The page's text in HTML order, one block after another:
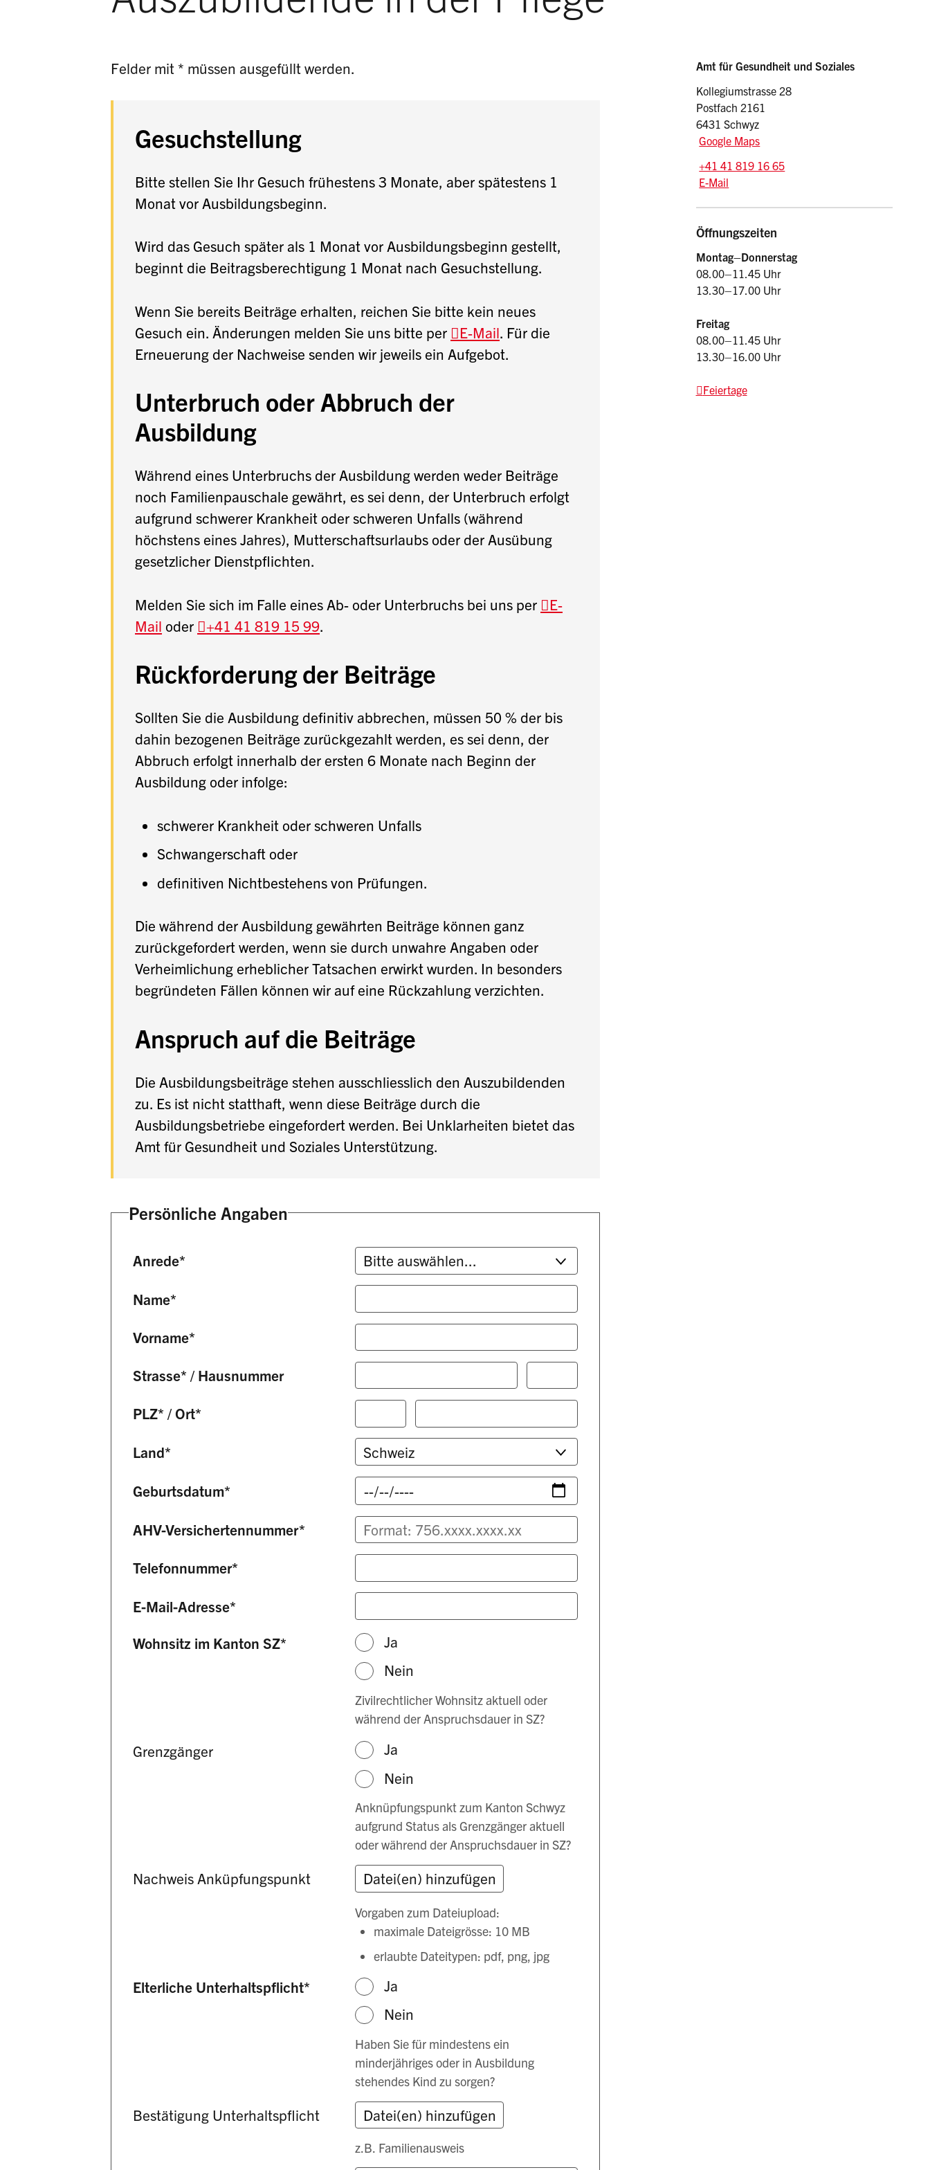
Felder mit * müssen ausgefüllt werden.
Gesuchstellung
Bitte stellen Sie Ihr Gesuch frühestens 3 Monate, aber spätestens 1
Monat vor Ausbildungsbeginn.
Wird das Gesuch später als 1 Monat vor Ausbildungsbeginn gestellt,
beginnt die Beitragsberechtigung 1 Monat nach Gesuchstellung.
Wenn Sie bereits Beiträge erhalten, reichen Sie bitte kein neues
Gesuch ein. Änderungen melden Sie uns bitte per
E-Mail. Für die
Erneuerung der Nachweise senden wir jeweils ein Aufgebot.
Unterbruch oder Abbruch der
Ausbildung
Während eines Unterbruchs der Ausbildung werden weder Beiträge
noch Familienpauschale gewährt, es sei denn, der Unterbruch erfolgt
aufgrund schwerer Krankheit oder schweren Unfalls (während
höchstens eines Jahres), Mutterschaftsurlaubs oder der Ausübung
gesetzlicher Dienstpflichten.
Melden Sie sich im Falle eines Ab- oder Unterbruchs bei uns per
E-
Mail oder +41 41 819 15 99.
Rückforderung der Beiträge
Sollten Sie die Ausbildung definitiv abbrechen, müssen 50 % der bis
dahin bezogenen Beiträge zurückgezahlt werden, es sei denn, der
Abbruch erfolgt innerhalb der ersten 6 Monate nach Beginn der
Ausbildung oder infolge:
schwerer Krankheit oder schweren Unfalls
Schwangerschaft oder
definitiven Nichtbestehens von Prüfungen.
Die während der Ausbildung gewährten Beiträge können ganz
zurückgefordert werden, wenn sie durch unwahre Angaben oder
Verheimlichung erheblicher Tatsachen erwirkt wurden. In besonders
begründeten Fällen können wir auf eine Rückzahlung verzichten.
Anspruch auf die Beiträge
Die Ausbildungsbeiträge stehen ausschliesslich den Auszubildenden
zu. Es ist nicht statthaft, wenn diese Beiträge durch die
Ausbildungsbetriebe eingefordert werden. Bei Unklarheiten bietet das
Amt für Gesundheit und Soziales Unterstützung.
Persönliche Angaben
Anrede*
Name*
Vorname*
Strasse* / Hausnummer
PLZ* /Ort*
Land*
Geburtsdatum*
AHV-Versichertennummer*
Telefonnummer*
E-Mail-Adresse*
Wohnsitz im Kanton SZ*
Ja
Nein
Zivilrechtlicher Wohnsitz aktuell oder
während der Anspruchsdauer in SZ?
Grenzgänger
Ja
Nein
Anknüpfungspunkt zum Kanton Schwyz
aufgrund Status als Grenzgänger aktuell
oder während der Anspruchsdauer in SZ?
Nachweis Anküpfungspunkt
Vorgaben zum Dateiupload:
maximale Dateigrösse: 10 MB
erlaubte Dateitypen: pdf, png, jpg
Elterliche Unterhaltspflicht*
Ja
Nein
Haben Sie für mindestens ein
minderjähriges oder in Ausbildung
stehendes Kind zu sorgen?
Bestätigung Unterhaltspflicht
z.B. Familienausweis
Sidebar
Adresse
Amt für Gesundheit und Soziales
Kollegiumstrasse 28
Postfach 2161
6431 Schwyz
Google Maps
Tel.:
+41 41 819 16 65
E-Mail: ags
E-Mail
Öffnungszeiten
Montag–Donnerstag
08.00–11.45 Uhr
13.30–17.00 Uhr
Freitag
08.00–11.45 Uhr
13.30–16.00 Uhr
Feiertage